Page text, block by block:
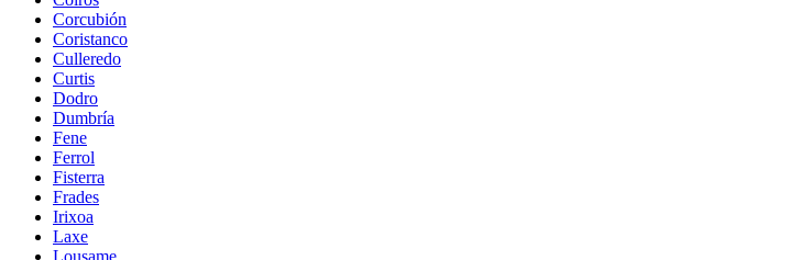
Corcubión
Coristanco
Culleredo
Curtis
Dodro
Dumbría
Fene
Ferrol
Fisterra
Frades
Irixoa
Laxe
Lousame